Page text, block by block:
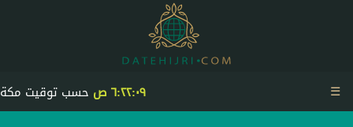
٦:٢٢:٠٩ ص حسب توقيت مكة ☰